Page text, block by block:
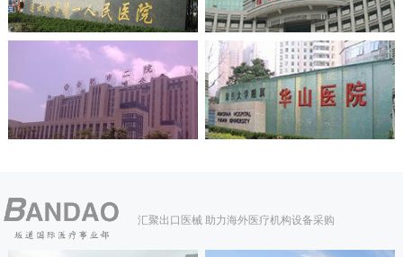
汇聚出口医械 助力海外医疗机构设备采购